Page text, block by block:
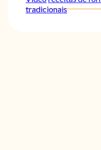
tradicionais